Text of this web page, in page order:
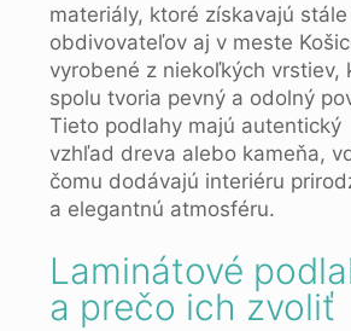
materiály, ktoré získavajú
obdivovateľov aj v meste
vyrobené z niekoľkých vrstiev,
spolu tvoria pevný a odolný
Tieto podlahy majú autentický
vzhľad dreva alebo kameňa,
čomu dodávajú interiéru
a elegantnú atmosféru.
Laminátové
a prečo ich zvoliť